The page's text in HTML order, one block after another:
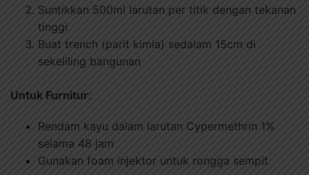
Suntikkan 500ml larutan per titik dengan tekanan
tinggi
Buat trench (parit kimia) sedalam 15cm di
sekeliling bangunan
Untuk Furnitur:
Rendam kayu dalam larutan Cypermethrin 1%
selama 48 jam
Gunakan foam injektor untuk rongga sempit